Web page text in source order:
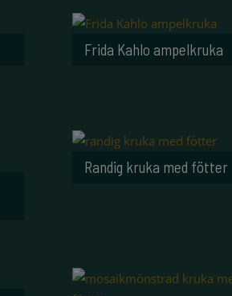
Frida Kahlo ampelkruka
Randig kruka med fötter